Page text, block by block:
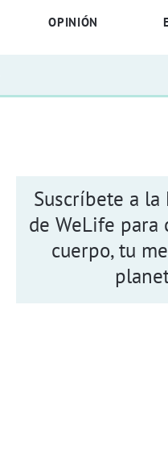
OPINIÓN
Suscríbete a
de WeLife para
cuerpo, tu